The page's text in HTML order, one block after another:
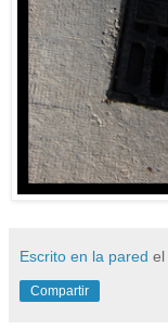
Escrito en la pared el
Compartir